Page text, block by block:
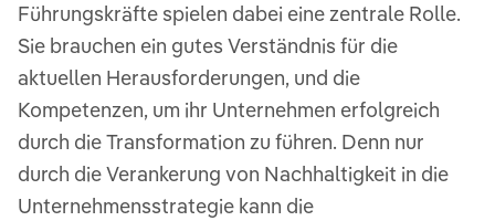
Führungskräfte spielen dabei eine zentrale Rolle.
Sie brauchen ein gutes Verständnis für die
aktuellen Herausforderungen, und die
Kompetenzen, um ihr Unternehmen erfolgreich
durch die Transformation zu führen. Denn nur
durch die Verankerung von Nachhaltigkeit in die
Unternehmensstrategie kann die